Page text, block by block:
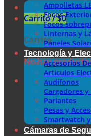
Carrito /$0
Carrito
No hay
Ampolletas
Focos
Focos
Linternas y
Paneles
Tecnología y
Accesorios
Artículos
Audífonos
Cargadores y
Parlantes
Pesas y
Smartwatch
Cámaras de